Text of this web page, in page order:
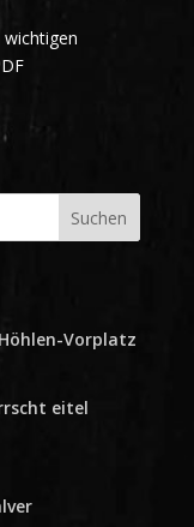
Vorplatz
eitel